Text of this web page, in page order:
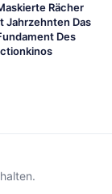
Rächer
Jahrzehnten Das
Des